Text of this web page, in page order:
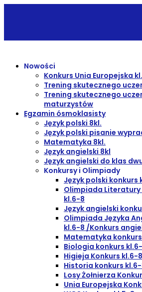
Nowości
Konkurs Unia Europejska
Trening skutecznego
Trening skutecznego
maturzystów
Egzamin ósmoklasisty
Język polski 8kl.
Język polski pisanie
Matematyka 8kl.
Język angielski 8kl
Język angielski do klas
Konkursy i Olimpiady
Język polski konkurs
Olimpiada Literatury
kl.6-8
Język angielski
Olimpiada Języka
kl.6-8 /Konkurs
Matematyka
Biologia konkurs
Higieja Konkurs kl.6-8
Historia konkurs
Losy Żołnierza
Unia Europejska